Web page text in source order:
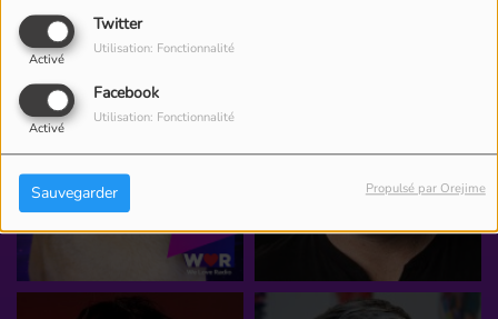
Twitter
Activé
Utilisation: Fonctionnalité
Facebook
Activé
Utilisation: Fonctionnalité
Sauvegarder Propulsé par Orejime